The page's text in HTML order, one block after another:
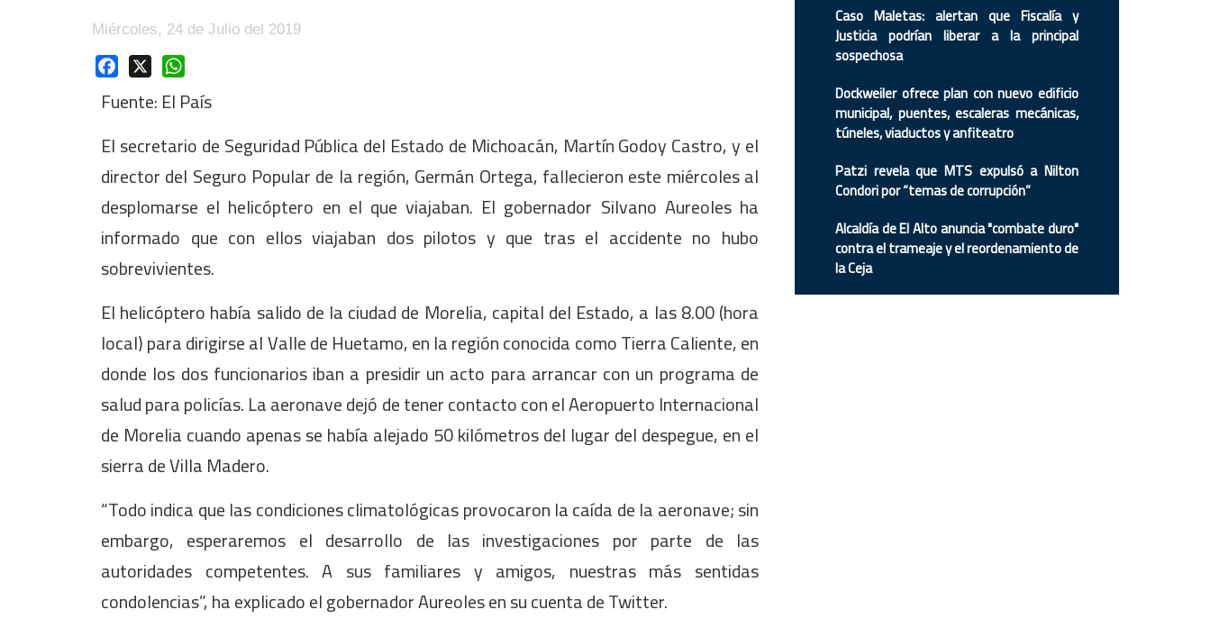
Miércoles, 24 de Julio del 2019
Facebook
Fuente: El País
El secretario de Seguridad Pública del Estado de Michoacán, Martín Godoy Castro, y el
director del Seguro Popular de la región, Germán Ortega, fallecieron este miércoles al
desplomarse el helicóptero en el que viajaban. El gobernador Silvano Aureoles ha
informado que con ellos viajaban dos pilotos y que tras el accidente no hubo
sobrevivientes.
El helicóptero había salido de la ciudad de Morelia, capital del Estado, a las 8.00 (hora
local) para dirigirse al Valle de Huetamo, en la región conocida como Tierra Caliente, en
donde los dos funcionarios iban a presidir un acto para arrancar con un programa de
salud para policías. La aeronave dejó de tener contacto con el Aeropuerto Internacional
de Morelia cuando apenas se había alejado 50 kilómetros del lugar del despegue, en el
sierra de Villa Madero.
“Todo indica que las condiciones climatológicas provocaron la caída de la aeronave; sin
embargo, esperaremos el desarrollo de las investigaciones por parte de las
autoridades competentes. A sus familiares y amigos, nuestras más sentidas
condolencias”, ha explicado el gobernador Aureoles en su cuenta de Twitter.
Caso Maletas: alertan que Fiscalía y
Justicia podrían liberar a la principal
sospechosa
Dockweiler ofrece plan con nuevo edificio
municipal, puentes, escaleras mecánicas,
túneles, viaductos y anfiteatro
Patzi revela que MTS expulsó a Nilton
Condori por “temas de corrupción”
Alcaldía de El Alto anuncia "combate duro"
contra el trameaje y el reordenamiento de
la Ceja